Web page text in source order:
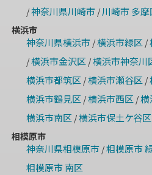
/神奈川県川崎市/川崎市 多摩
横浜市
神奈川県横浜市/横浜市緑区/
/横浜市金沢区/横浜市神奈川
横浜市都筑区/横浜市瀬谷区/
横浜市鶴見区/横浜市西区/横
横浜市南区/横浜市保土ケ谷区
相模原市
神奈川県相模原市/相模原市
相模原市 南区